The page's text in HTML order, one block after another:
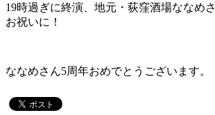
19時過ぎに終演、地元・荻窪酒場ななめ
お祝いに！
ななめさん5周年おめでとうございます。